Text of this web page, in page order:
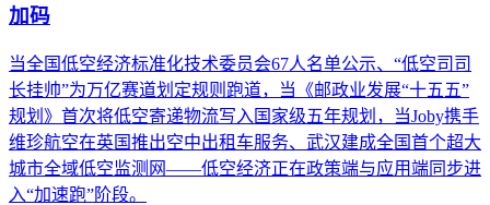
加码
当全国低空经济标准化技术委员会67人名单公示、“低空司司
长挂帅”为万亿赛道划定规则跑道，当《邮政业发展“十五五”
规划》首次将低空寄递物流写入国家级五年规划，当Joby携手
维珍航空在英国推出空中出租车服务、武汉建成全国首个超大
城市全域低空监测网——低空经济正在政策端与应用端同步进
入“加速跑”阶段。